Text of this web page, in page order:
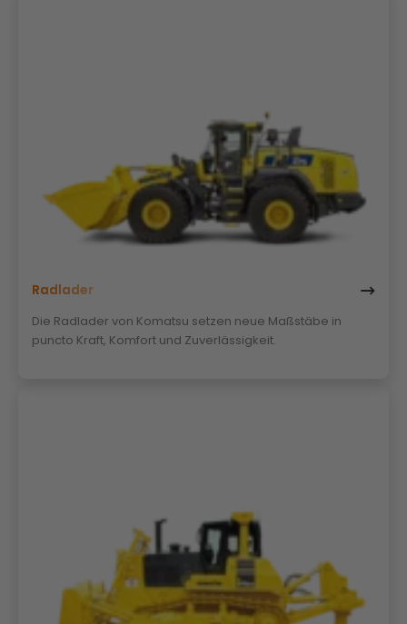
Radlader
Die Radlader von Komatsu setzen neue Maßstäbe in
puncto Kraft, Komfort und Zuverlässigkeit.